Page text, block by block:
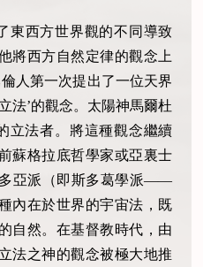
東西方世界觀的不同導致
將西方自然定律的觀念上
人第一次提出了一位天界
法’的觀念。太陽神馬爾杜
立法者。將這種觀念繼續
蘇格拉底哲學家或亞裏士
亞派（即斯多葛學派——
內在於世界的宇宙法，既
自然。在基督教時代，由
法之神的觀念被極大地推